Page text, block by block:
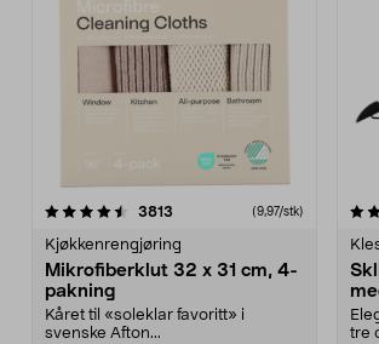
3813 anmeldelser(9,97/stk)
Kjøkkenrengjøring
Mikrofiberklut 32 x 31 cm, 4-
pakning
Kåret til «soleklar favoritt» i
svenske Afton...
4.5av 5 stjerner
tre